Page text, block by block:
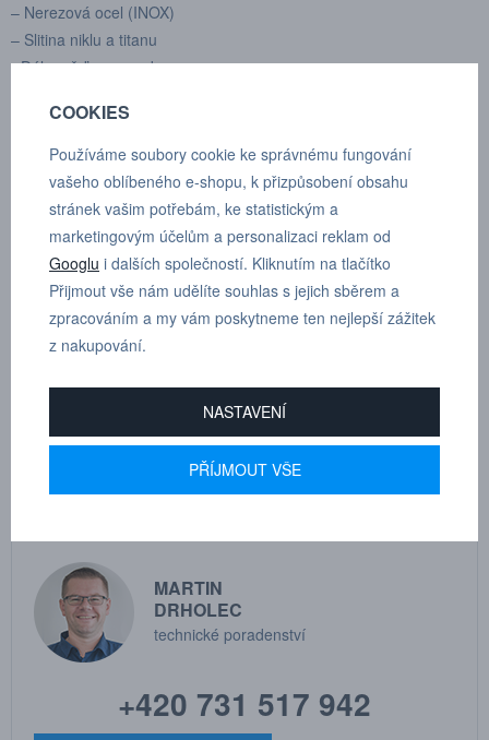
– Nerezová ocel (INOX)
– Slitina niklu a titanu
• Dále měď, mosaz, bronz
Vysoký řezný účinek díky příčnému řezu
– Krátké třísky
Výrobce:SGS pro
Typ upínání:válcové
Průměr frézy - d1
Pracovní délka - l2
Průměr stopky - d2 6
Celková délka - l1 70
MARTIN
DRHOLEC
technické poradenství
+420 731 517 942
COOKIES
Používáme soubory cookie ke správnému fungování
vašeho oblíbeného e-shopu, k přizpůsobení obsahu
stránek vašim potřebám, ke statistickým a
marketingovým účelům a personalizaci reklam od
Googlu i dalších společností. Kliknutím na tlačítko
Přijmout vše nám udělíte souhlas s jejich sběrem a
zpracováním a my vám poskytneme ten nejlepší zážitek
z nakupování.
NASTAVENÍ
PŘÍJMOUT VŠE